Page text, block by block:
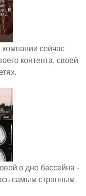
компании сейчас
контента, своей
о дно бассейна -
самым странным